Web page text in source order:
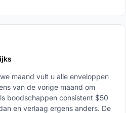
maand vult u alle enveloppen
van de vorige maand om
boodschappen consistent $50
en verlaag ergens anders. De